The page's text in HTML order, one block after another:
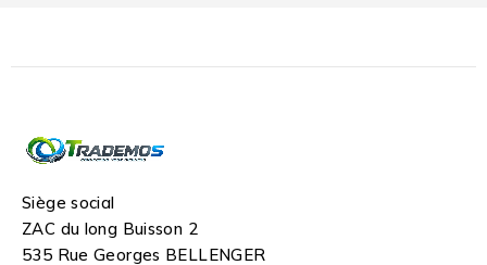
Siège social
ZAC du long Buisson 2
535 Rue Georges BELLENGER